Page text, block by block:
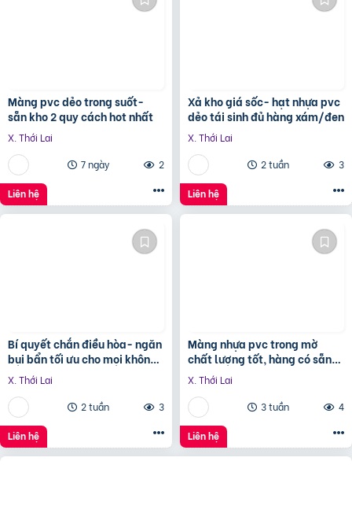
Màng pvc dẻo trong suốt-
sẵn kho 2 quy cách hot nhất
X. Thới Lai
7 ngày
2
Liên hệ
Xả kho giá sốc- hạt nhựa pvc
dẻo tái sinh đủ hàng xám/đen
X. Thới Lai
2 tuần
3
Liên hệ
Bí quyết chắn điều hòa- ngăn
bụi bẩn tối ưu cho mọi không
gian
X. Thới Lai
2 tuần
3
Liên hệ
Màng nhựa pvc trong mờ
chất lượng tốt, hàng có sẵn
tại kho
X. Thới Lai
3 tuần
4
Liên hệ